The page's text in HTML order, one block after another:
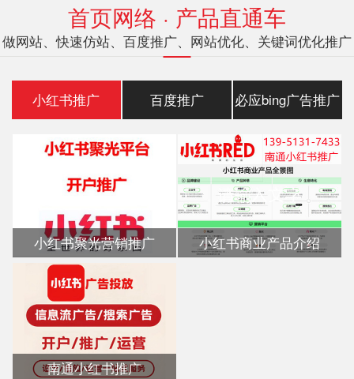
首页网络 · 产品直通车
做网站、快速仿站、百度推广、网站优化、关键词优化推广
小红书推广 百度推广 必应bing广告推广
小红书聚光营销推广 小红书商业产品介绍
南通小红书推广